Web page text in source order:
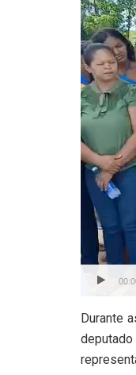
vídeo
Durante